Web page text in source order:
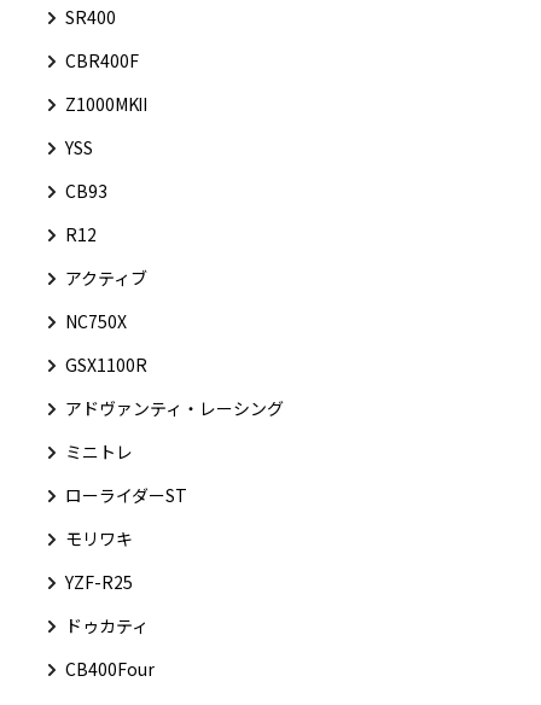
SR400
CBR400F
Z1000MKⅡ
YSS
CB93
R12
アクティブ
NC750X
GSX1100R
アドヴァンティ・レーシング
ミニトレ
ローライダーST
モリワキ
YZF-R25
ドゥカティ
CB400Four